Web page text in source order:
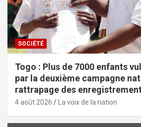
SOCIÉTÉ
Togo : Plus de 7000 enfants
par la deuxième campagne
rattrapage des
4 août 2026 La voix de la nation